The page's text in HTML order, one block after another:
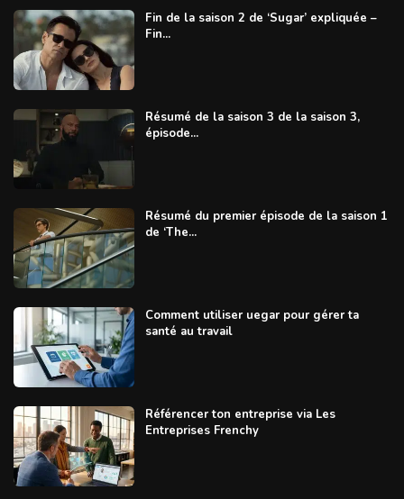
Fin de la saison 2 de ‘Sugar’ expliquée –
Fin...
Résumé de la saison 3 de la saison 3,
épisode...
Résumé du premier épisode de la saison 1
de ‘The...
Comment utiliser uegar pour gérer ta
santé au travail
Référencer ton entreprise via Les
Entreprises Frenchy